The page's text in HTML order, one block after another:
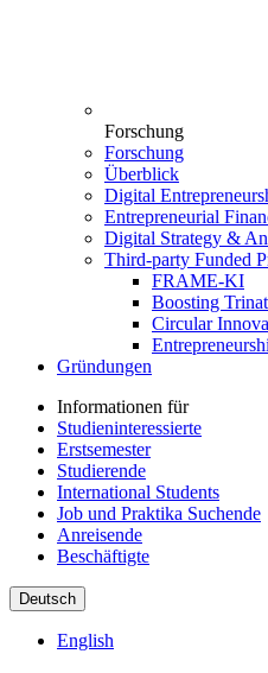
Forschung
Forschung
Überblick
Digital
Entrepreneurial
Digital Strategy &
Third-party Funded
FRAME-KI
Boosting
Circular
Gründungen
Informationen für
Studieninteressierte
Erstsemester
Studierende
International Students
Job und Praktika Suchende
Anreisende
Beschäftigte
Deutsch
English